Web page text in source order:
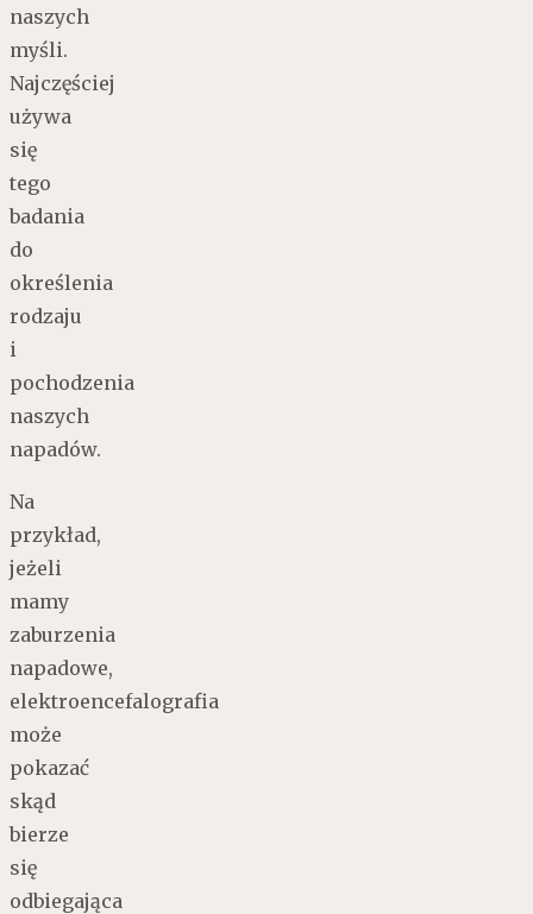
naszych
myśli.
Najczęściej
używa
się
tego
badania
do
określenia
rodzaju
i
pochodzenia
naszych
napadów.
Na
przykład,
jeżeli
mamy
zaburzenia
napadowe,
elektroencefalografia
może
pokazać
skąd
bierze
się
odbiegająca